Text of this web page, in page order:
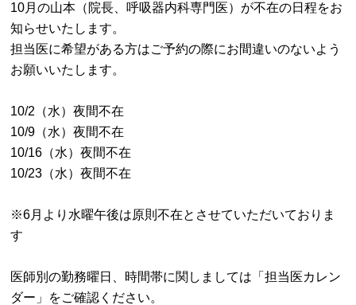
10月の山本（院長、呼吸器内科専門医）が不在の日程をお
知らせいたします。
担当医に希望がある方はご予約の際にお間違いのないよう
お願いいたします。
10/2（水）夜間不在
10/9（水）夜間不在
10/16（水）夜間不在
10/23（水）夜間不在
※6月より水曜午後は原則不在とさせていただいておりま
す
医師別の勤務曜日、時間帯に関しましては「担当医カレン
ダー」をご確認ください。